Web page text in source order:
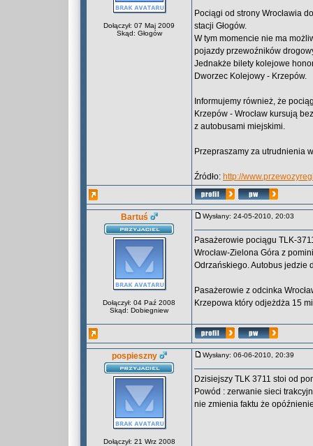
Dołączył: 07 Maj 2009
Skąd: Głogów
Pociągi od strony Wrocławia
stacji Głogów.
W tym momencie nie ma
pojazdy przewoźników
Jednakże bilety kolejowe
Dworzec Kolejowy - Krzepów.
Informujemy również, że
Krzepów - Wrocław kursują
z autobusami miejskimi.
Przepraszamy za utrudnienia
Źródło: http://
Bartuś
Dołączył: 04 Paź 2008
Skąd: Dobiegniew
Wysłany: 24-05-2010, 20:03
Pasażerowie pociągu TLK-
Wrocław-Zielona Góra z
Odrzańskiego. Autobus jedzie
Pasażerowie z odcinka
Krzepowa który odjeżdża 15
pospieszny
Dołączył: 21 Wrz 2008
Wysłany: 06-06-2010, 20:39
Dzisiejszy TLK 3711 stoi od
Powód : zerwanie sieci
nie zmienia faktu że